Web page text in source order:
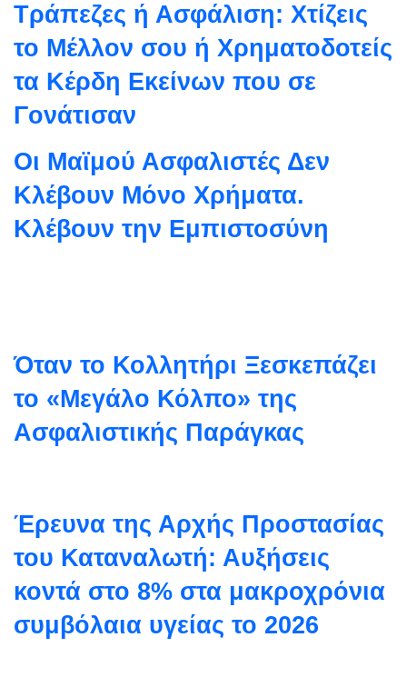
Τράπεζες ή Ασφάλιση: Χτίζεις
το Μέλλον σου ή Χρηματοδοτείς
τα Κέρδη Εκείνων που σε
Γονάτισαν
Οι Μαϊμού Ασφαλιστές Δεν
Κλέβουν Μόνο Χρήματα.
Κλέβουν την Εμπιστοσύνη
Όταν το Κολλητήρι Ξεσκεπάζει
το «Μεγάλο Κόλπο» της
Ασφαλιστικής Παράγκας
Έρευνα της Αρχής Προστασίας
του Καταναλωτή: Αυξήσεις
κοντά στο 8% στα μακροχρόνια
συμβόλαια υγείας το 2026